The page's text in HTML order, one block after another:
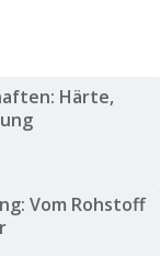
Härte,
Vom Rohstoff